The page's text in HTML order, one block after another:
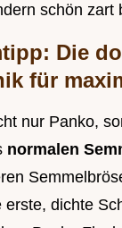
schön zart
Die
für
nur Panko,
normalen
erste, dichte